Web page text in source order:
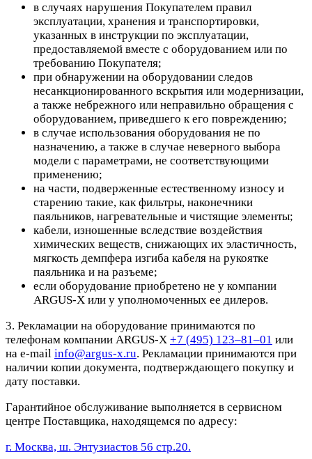
в случаях нарушения Покупателем правил
эксплуатации, хранения и транспортировки,
указанных в инструкции по эксплуатации,
предоставляемой вместе с оборудованием или по
требованию Покупателя;
при обнаружении на оборудовании следов
несанкционированного вскрытия или модернизации,
а также небрежного или неправильно обращения с
оборудованием, приведшего к его повреждению;
в случае использования оборудования не по
назначению, а также в случае неверного выбора
модели с параметрами, не соответствующими
применению;
на части, подверженные естественному износу и
старению такие, как фильтры, наконечники
паяльников, нагревательные и чистящие элементы;
кабели, изношенные вследствие воздействия
химических веществ, снижающих их эластичность,
мягкость демпфера изгиба кабеля на рукоятке
паяльника и на разъеме;
если оборудование приобретено не у компании
ARGUS-X или у уполномоченных ее дилеров.
3. Рекламации на оборудование принимаются по
телефонам компании ARGUS-X +7 (495) 123–81–01 или
на e-mail info@argus-x.ru. Рекламации принимаются при
наличии копии документа, подтверждающего покупку и
дату поставки.
Гарантийное обслуживание выполняется в сервисном
центре Поставщика, находящемся по адресу:
г. Москва, ш. Энтузиастов 56 стр.20.